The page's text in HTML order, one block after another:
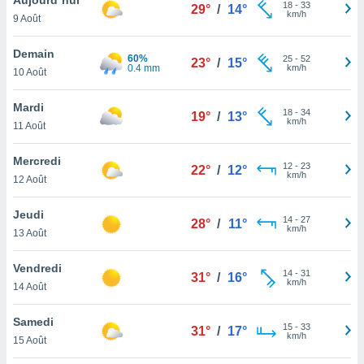
et
»,
au
vous
qu'ils
ou
le
ainsi
un
la
du
9 Août
29° / 14° 18- 33
km/h
Demain
10 Août
60%
0.4 mm
23° / 15° 25- 52
km/h
Mardi
11 Août
19° / 13° 18- 34
km/h
Mercredi
12 Août
22° / 12° 12- 23
km/h
Jeudi
13 Août
28° / 11° 14- 27
km/h
Vendredi
14 Août
31° / 16° 14- 31
km/h
Samedi
15 Août
31° / 17° 15- 33
km/h